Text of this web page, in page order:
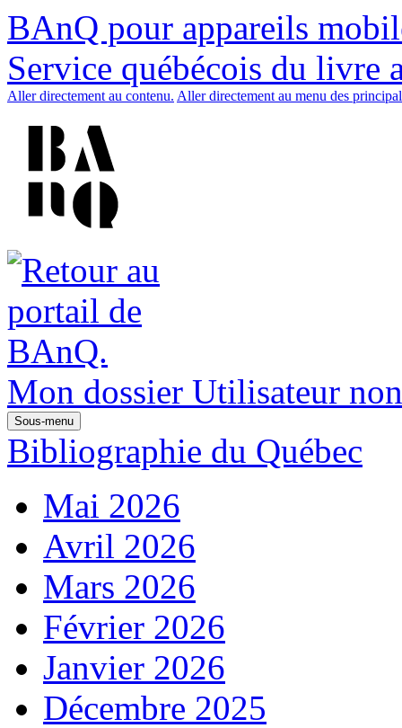
BAnQ pour appareils
Service québécois du livre
Aller directement au contenu. Aller directement au menu des
Mon dossier Utilisateur
Sous-menu
Bibliographie du Québec
Mai 2026
Avril 2026
Mars 2026
Février 2026
Janvier 2026
Décembre 2025